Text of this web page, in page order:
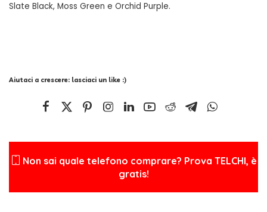
Slate Black, Moss Green e Orchid Purple.
Aiutaci a crescere: lasciaci un like :)
Non sai quale telefono comprare? Prova TELCHI, è
gratis!